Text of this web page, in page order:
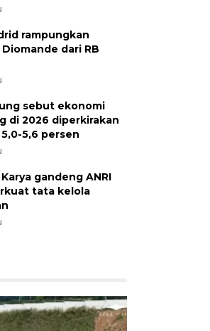
rampungkan
dari RB
sebut ekonomi
di 2026 diperkirakan
5,6 persen
gandeng ANRI
tata kelola